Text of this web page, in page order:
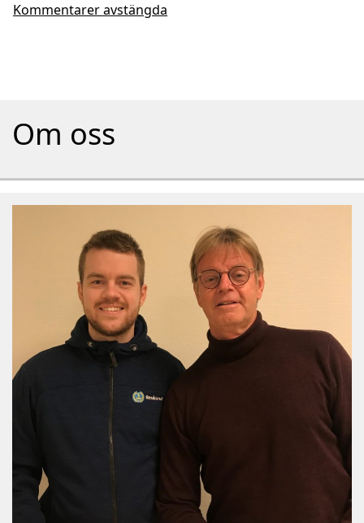
Kommentarer avstängda
Om oss